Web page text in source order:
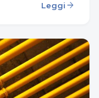
Leggi arrow_forward